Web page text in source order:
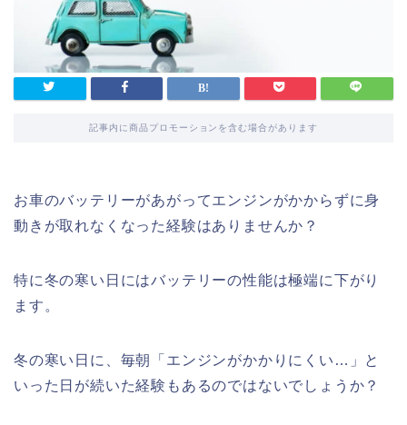
記事内に商品プロモーションを含む場合があります
お車のバッテリーがあがってエンジンがかからずに身
動きが取れなくなった経験はありませんか？
特に冬の寒い日にはバッテリーの性能は極端に下がり
ます。
冬の寒い日に、毎朝「エンジンがかかりにくい…」と
いった日が続いた経験もあるのではないでしょうか？